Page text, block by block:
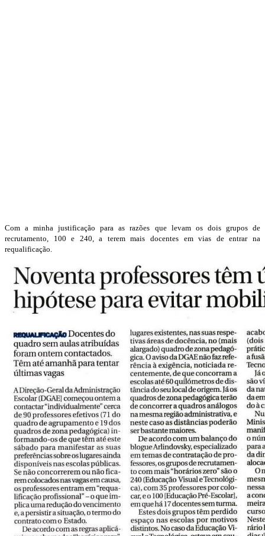
Com a minha justificação para as razões que levam os dois grupos de
recrutamento, 100 e 240, a terem mais docentes em vias de entrar na
requalificação.